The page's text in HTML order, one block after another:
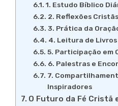
1. Estudo Bíblico
2. Reflexões Cristãs
3. Prática da
4. Leitura de
5. Participação em
6. Palestras e
7.
Inspiradores
O Futuro da Fé Cristã